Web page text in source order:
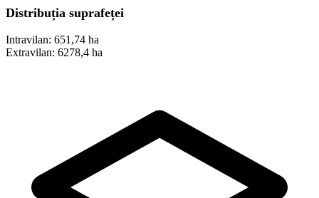
Distribuția suprafeței
Intravilan: 651,74 ha
Extravilan: 6278,4 ha